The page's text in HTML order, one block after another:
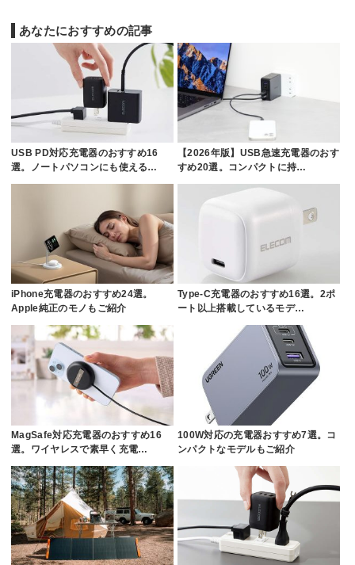
あなたにおすすめの記事
USB PD対応充電器のおすすめ16
選。ノートパソコンにも使える…
【2026年版】USB急速充電器のおす
すめ20選。コンパクトに持…
iPhone充電器のおすすめ24選。
Apple純正のモノもご紹介
Type-C充電器のおすすめ16選。2ポ
ート以上搭載しているモデ…
MagSafe対応充電器のおすすめ16
選。ワイヤレスで素早く充電…
100W対応の充電器おすすめ7選。コ
ンパクトなモデルもご紹介